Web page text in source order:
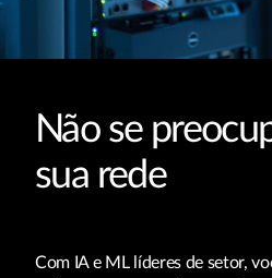
Não se
sua rede
Com IA e ML líderes de setor,